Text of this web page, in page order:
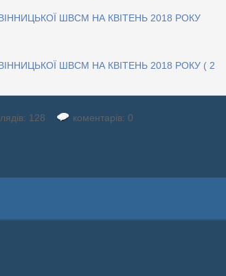
ШВСМ НА КВІТЕНЬ 2018 РОКУ
ШВСМ НА КВІТЕНЬ 2018 РОКУ ( 2
128 коментарів: 0